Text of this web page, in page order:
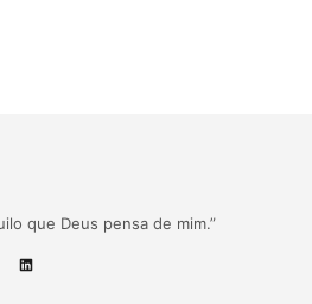
que Deus pensa de mim.”